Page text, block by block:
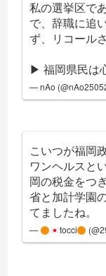
私の選挙区で
で、辞職に追
ず、リコール
▶︎ 福岡県民は
— nAo
こいつが福岡
ワンヘルスと
岡の税金をつ
省と加計学園
てましたね。
— tocci